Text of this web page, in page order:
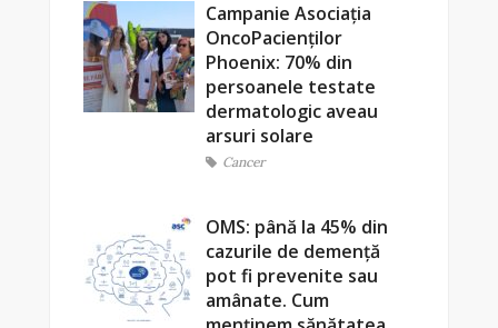
Campanie Asociația
OncoPacienților
Phoenix: 70% din
persoanele testate
dermatologic aveau
arsuri solare
Cancer
OMS: până la 45% din
cazurile de demență
pot fi prevenite sau
amânate. Cum